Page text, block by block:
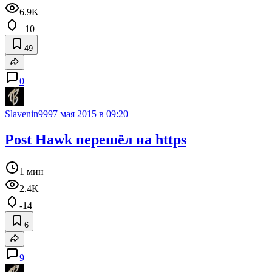
6.9K
+10
49
0
Slavenin9997 мая 2015 в 09:20
Post Hawk перешёл на https
1 мин
2.4K
-14
6
9